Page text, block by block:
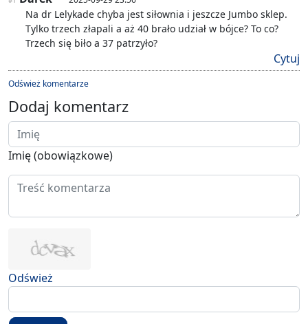
Na dr Lelykade chyba jest siłownia i jeszcze Jumbo sklep.
Tylko trzech złapali a aż 40 brało udział w bójce? To co?
Trzech się biło a 37 patrzyło?
Cytuj
Odśwież komentarze
Dodaj komentarz
Imię (obowiązkowe)
Odśwież